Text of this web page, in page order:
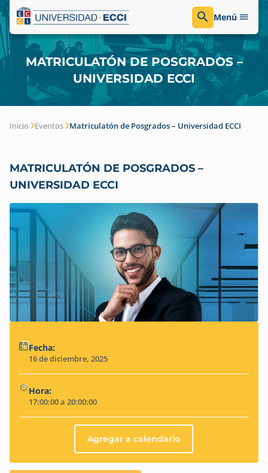
Menú
MATRICULATÓN DE POSGRADOS –
UNIVERSIDAD ECCI
Inicio Eventos Matriculatón de Posgrados – Universidad ECCI
MATRICULATÓN DE POSGRADOS –
UNIVERSIDAD ECCI
Fecha:
16 de diciembre, 2025
Hora:
17:00:00 a 20:00:00
Agregar a calendario